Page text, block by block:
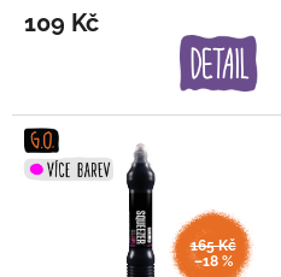
ů109 Kč
165 Kč
–18 %